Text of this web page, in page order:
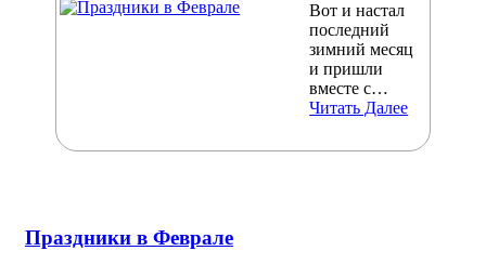
Вот и настал
последний
зимний месяц
и пришли
вместе с…
Читать Далее
Праздники в Феврале